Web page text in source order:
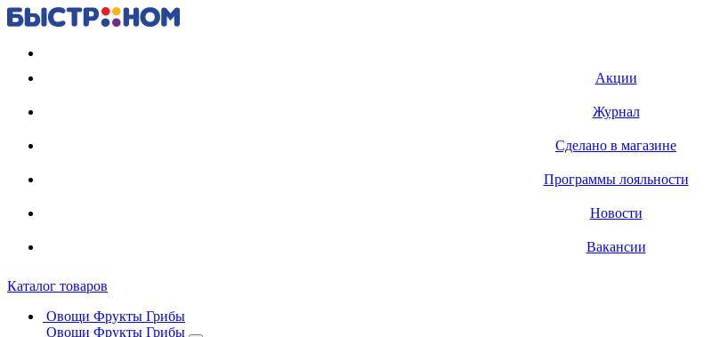
Акции
Журнал
Сделано в магазине
Программы лояльности
Новости
Вакансии
Каталог товаров
Овощи Фрукты Грибы
Овощи Фрукты Грибы